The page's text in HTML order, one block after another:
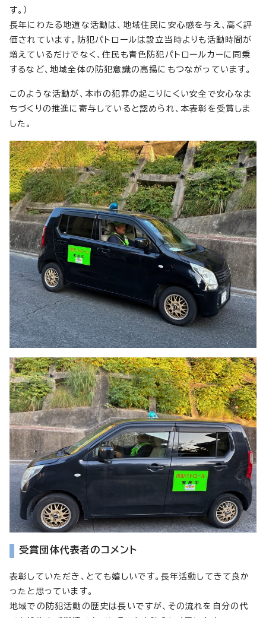
す。）
長年にわたる地道な活動は、地域住民に安心感を与え、高く評
価されています。防犯パトロールは設立当時よりも活動時間が
増えているだけでなく、住民も青色防犯パトロールカーに同乗
するなど、地域全体の防犯意識の高揚にもつながっています。
このような活動が、本市の犯罪の起こりにくい安全で安心なま
ちづくりの推進に寄与していると認められ、本表彰を受賞しま
した。
受賞団体代表者のコメント
表彰していただき、とても嬉しいです。長年活動してきて良か
ったと思っています。
地域での防犯活動の歴史は長いですが、その流れを自分の代